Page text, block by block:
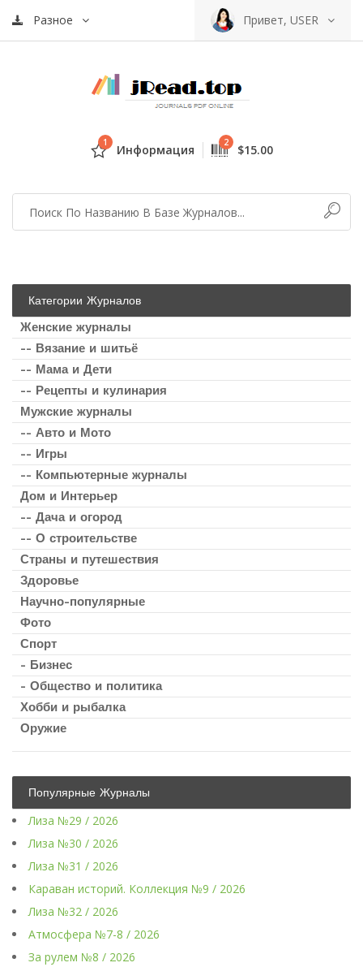
Разное Привет, USER
1 Информация 2 $15.00
Категории Журналов
Женские журналы
-- Вязание и шитьё
-- Мама и Дети
-- Рецепты и кулинария
Мужские журналы
-- Авто и Мото
-- Игры
-- Компьютерные журналы
Дом и Интерьер
-- Дача и огород
-- О строительстве
Страны и путешествия
Здоровье
Научно-популярные
Фото
Спорт
- Бизнес
- Общество и политика
Хобби и рыбалка
Оружие
Популярные Журналы
Лиза №29 / 2026
Лиза №30 / 2026
Лиза №31 / 2026
Караван историй. Коллекция №9 / 2026
Лиза №32 / 2026
Атмосфера №7-8 / 2026
За рулем №8 / 2026